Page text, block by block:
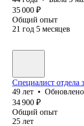
35 000 ₽
Общий опыт
21 год 5 месяцев
Специалист отдела
49 лет • Обновлено
34 900 ₽
Общий опыт
25 лет